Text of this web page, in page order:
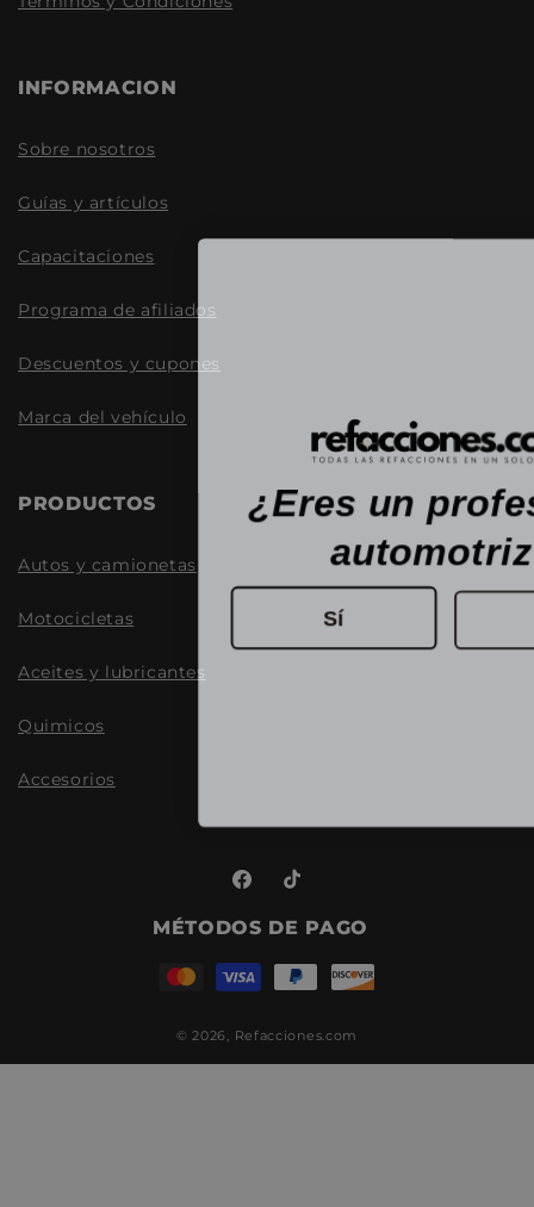
INFORMACION
Sobre nosotros
Guías y artículos
Capacitaciones
Programa de afiliados
Descuentos y cupones
Marca del vehículo
PRODUCTOS
Autos y camionetas
Motocicletas
Aceites y lubricantes
Quimicos
Accesorios
FacebookTikTok
MÉTODOS DE PAGO
© 2026, Refacciones.com
¿Eres un
Sí